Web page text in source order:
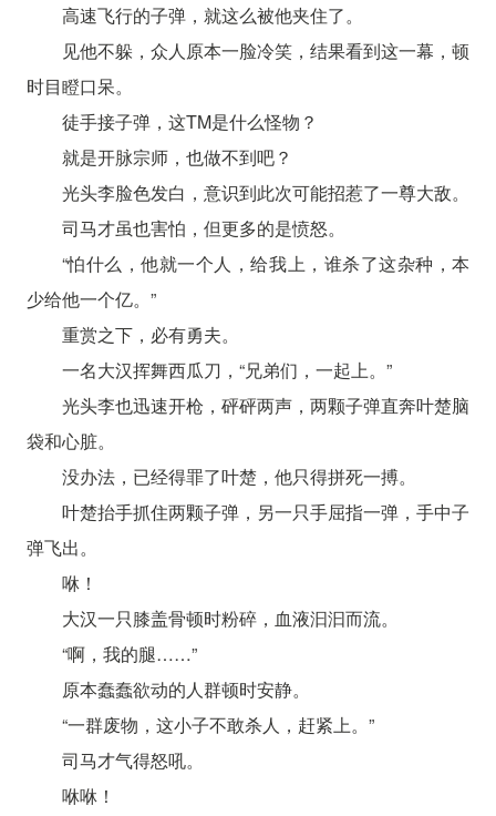
高速飞行的子弹，就这么被他夹住了。
见他不躲，众人原本一脸冷笑，结果看到这一幕，顿
时目瞪口呆。
徒手接子弹，这TM是什么怪物？
就是开脉宗师，也做不到吧？
光头李脸色发白，意识到此次可能招惹了一尊大敌。
司马才虽也害怕，但更多的是愤怒。
“怕什么，他就一个人，给我上，谁杀了这杂种，本
少给他一个亿。”
重赏之下，必有勇夫。
一名大汉挥舞西瓜刀，“兄弟们，一起上。”
光头李也迅速开枪，砰砰两声，两颗子弹直奔叶楚脑
袋和心脏。
没办法，已经得罪了叶楚，他只得拼死一搏。
叶楚抬手抓住两颗子弹，另一只手屈指一弹，手中子
弹飞出。
咻！
大汉一只膝盖骨顿时粉碎，血液汩汩而流。
“啊，我的腿……”
原本蠢蠢欲动的人群顿时安静。
“一群废物，这小子不敢杀人，赶紧上。”
司马才气得怒吼。
咻咻！